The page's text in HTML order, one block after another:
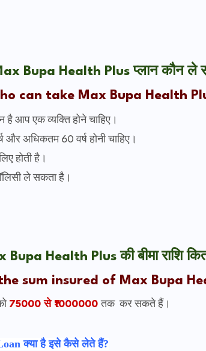
Bupa Health Plus प्लान कौन ले
can take Max Bupa Health
है आप एक व्यक्ति होने चाहिए।
अधिकतम 60 वर्ष होनी चाहिए।
होती है।
ले सकता है।
Bupa Health Plus की बीमा राशि
sum insured of Max Bupa
75000 से ₹1000000तक कर सकते हैं।
क्या है इसे कैसे लेते हैं?